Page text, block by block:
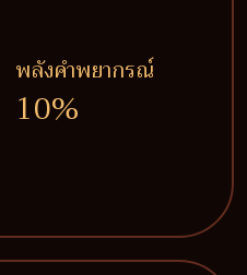
พลังคำพยากรณ์
10%